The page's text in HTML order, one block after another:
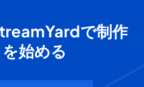
で制作
を始める